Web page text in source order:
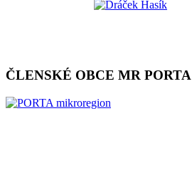
ČLENSKÉ OBCE MR PORTA